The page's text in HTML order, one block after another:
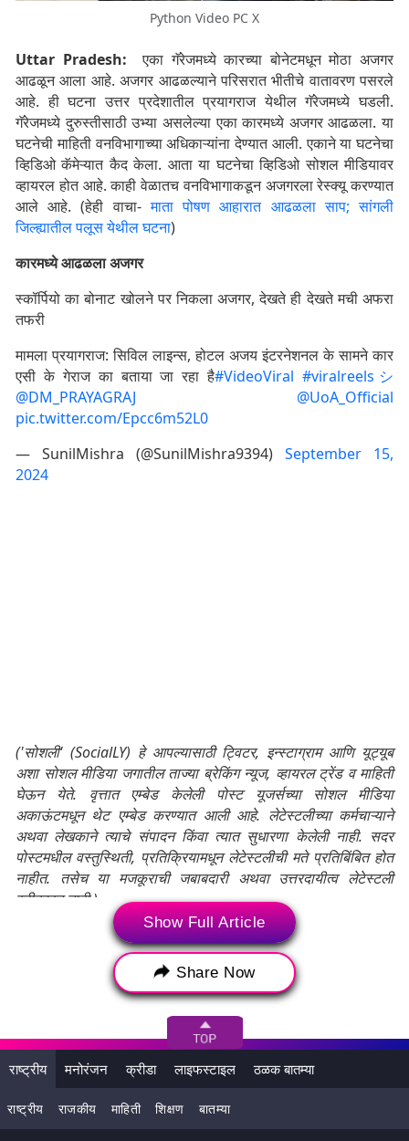
Python Video PC X
Uttar Pradesh:
एका गॅरेजमध्ये कारच्या बोनेटमधून मोठा अजगर
आढळून आला आहे. अजगर आढळल्याने परिसरात भीतीचे वातावरण पसरले
आहे. ही घटना उत्तर प्रदेशातील प्रयागराज येथील गॅरेजमध्ये घडली.
गॅरेजमध्ये दुरुस्तीसाठी उभ्या असलेल्या एका कारमध्ये अजगर आढळला. या
घटनेची माहिती वनविभागाच्या अधिकाऱ्यांना देण्यात आली. एकाने या घटनेचा
व्हिडिओ कॅमेऱ्यात कैद केला. आता या घटनेचा व्हिडिओ सोशल मीडियावर
व्हायरल होत आहे. काही वेळातच वनविभागाकडून अजगरला रेस्क्यू करण्यात
आले आहे. (हेही वाचा-माता पोषण आहारात आढळला साप; सांगली
जिल्ह्यातील पलूस येथील घटना)
कारमध्ये आढळला अजगर
स्कॉर्पियो का बोनाट खोलने पर निकला अजगर, देखते ही देखते मची अफरा
तफरी
मामला प्रयागराज: सिविल लाइन्स, होटल अजय इंटरनेशनल के सामने कार
एसी के गेराज का बताया जा रहा है#VideoViral #viralreelsシ
@DM_PRAYAGRAJ
@UoA_Official
pic.twitter.com/Epcc6m52L0
— SunilMishra (@SunilMishra9394) September 15,
2024
('सोशली' (SocialLY) हे आपल्यासाठी ट्विटर, इन्स्टाग्राम आणि यूट्यूब
अशा सोशल मीडिया जगातील ताज्या ब्रेकिंग न्यूज, व्हायरल ट्रेंड व माहिती
घेऊन येते. वृत्तात एम्बेड केलेली पोस्ट यूजर्सच्या सोशल मीडिया
अकाऊंटमधून थेट एम्बेड करण्यात आली आहे. लेटेस्टलीच्या कर्मचाऱ्याने
अथवा लेखकाने त्याचे संपादन किंवा त्यात सुधारणा केलेली नाही. सदर
पोस्टमधील वस्तुस्थिती, प्रतिक्रियामधून लेटेस्टलीची मते प्रतिबिंबित होत
नाहीत. तसेच या मजकूराची जबाबदारी अथवा उत्तरदायीत्व लेटेस्टली
स्वीकारत नाही.)
अजगर व्हिडिओ अजगर व्हिडिओ व्हायरल
प्रयागराज Python Snake video
Show Full Article
Share Now
राष्ट्रीय मनोरंजन क्रीडा लाइफस्टाइल ठळक बातम्या
राष्ट्रीय राजकीय माहिती शिक्षण बातम्या